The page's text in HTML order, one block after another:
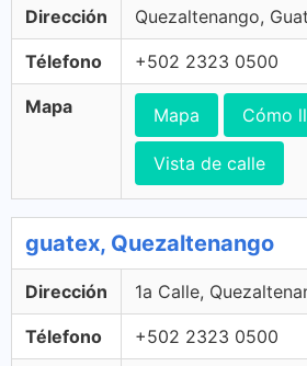
Dirección Quezaltenango,
Télefono +502 2323 0500
Mapa Mapa Cómo
Vista de calle
guatex, Quezaltenango
Dirección 1a Calle,
Télefono +502 2323 0500